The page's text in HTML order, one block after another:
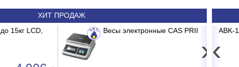
ХИТ ПРОДАЖ
Весы электронные CAS PRII -15CD до 15 кг 2/5г
›
Сплит-система ABASK ABK-12 BRG/TC2/E1 BURGOS BLACK
‹